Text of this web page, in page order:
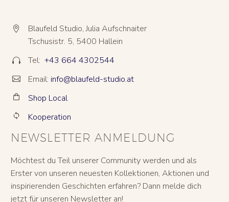


Blaufeld Studio, Julia Aufschnaiter
Tschusistr. 5, 5400 Hallein

 Tel: +43 664 4302544

 Email: info@blaufeld-studio.at

 Shop Local

 Kooperation
NEWSLETTER ANMELDUNG
Möchtest du Teil unserer Community werden und als
Erster von unseren neuesten Kollektionen, Aktionen und
inspirierenden Geschichten erfahren? Dann melde dich
jetzt für unseren Newsletter an!